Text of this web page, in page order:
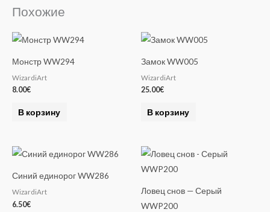
Похожие
Монстр WW294
WizardiArt
8.00€
В корзину
Замок WW005
WizardiArt
25.00€
В корзину
Синий единорог WW286
WizardiArt
6.50€
Ловец снов — Серый
WWP200